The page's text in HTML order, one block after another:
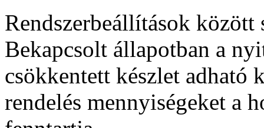
Rendszerbeállítások között
Bekapcsolt állapotban a
csökkentett készlet
rendelés mennyiségeket a